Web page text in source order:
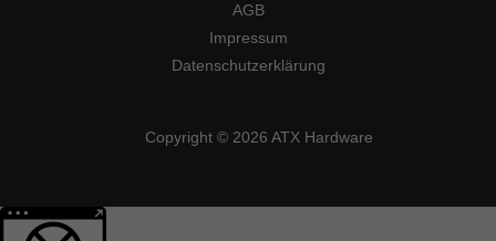
AGB
Impressum
Datenschutzerklärung
Copyright © 2026 ATX Hardware
Weitere Informationen über den gesperrten Inhalt.